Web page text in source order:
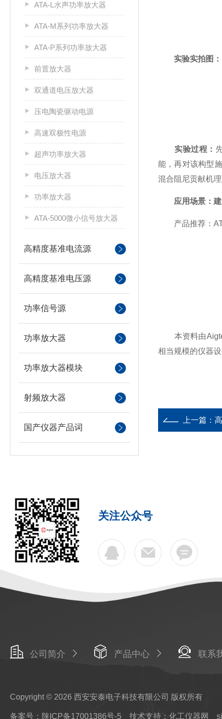
ATA-L水声功率放大器
ATA-M系列功率放大器
ATA-P系列功率放大器
前置放大器
双通道电压放大器
压电陶瓷驱动电源
高速双极性电源
超声功率放大器
电压放大器
功率放大器
ATA-5000微小信号放大器
高精度基准电流源
高精度基准电压源
功率信号源
功率放大器
功率放大器模块
射频放大器
国产仪器产品词
实验实拍图：
实验过程：
能，再对该构型
混合阻尼贡献机
应用场景：
产品推荐：
本资料由Aigtek
相当规模的仪器
上一篇：
关注公众号
公司简介 产品中心 联系
Copyright © 2026 西安安泰电子科技有限公司 版权所有
备案号：陕ICP备17001386号-5 技术支持：化工仪器网